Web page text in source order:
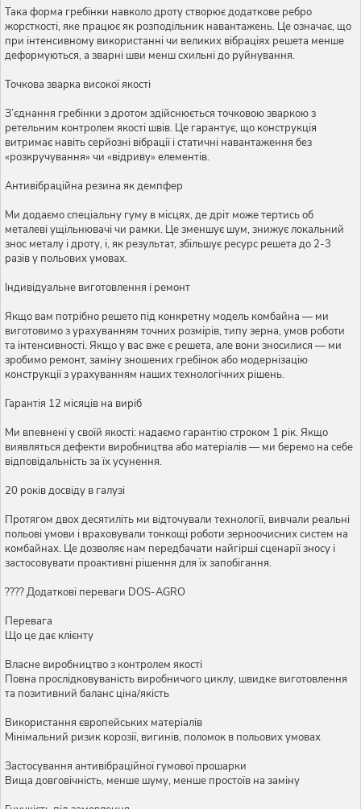
Така форма гребінки навколо дроту створює додаткове ребро
жорсткості, яке працює як розподільник навантажень. Це означає, що
при інтенсивному використанні чи великих вібраціях решета менше
деформуються, а зварні шви менш схильні до руйнування.
Точкова зварка високої якості
З’єднання гребінки з дротом здійснюється точковою зваркою з
ретельним контролем якості швів. Це гарантує, що конструкція
витримає навіть серйозні вібрації і статичні навантаження без
«розкручування» чи «відриву» елементів.
Антивібраційна резина як демпфер
Ми додаємо спеціальну гуму в місцях, де дріт може тертись об
металеві ущільнювачі чи рамки. Це зменшує шум, знижує локальний
знос металу і дроту, і, як результат, збільшує ресурс решета до 2-3
разів у польових умовах.
Індивідуальне виготовлення і ремонт
Якщо вам потрібно решето під конкретну модель комбайна — ми
виготовимо з урахуванням точних розмірів, типу зерна, умов роботи
та інтенсивності. Якщо у вас вже є решета, але вони зносилися — ми
зробимо ремонт, заміну зношених гребінок або модернізацію
конструкції з урахуванням наших технологічних рішень.
Гарантія 12 місяців на виріб
Ми впевнені у своїй якості: надаємо гарантію строком 1 рік. Якщо
виявляться дефекти виробництва або матеріалів — ми беремо на себе
відповідальність за їх усунення.
20 років досвіду в галузі
Протягом двох десятиліть ми відточували технології, вивчали реальні
польові умови і враховували тонкощі роботи зерноочисних систем на
комбайнах. Це дозволяє нам передбачати найгірші сценарії зносу і
застосовувати проактивні рішення для їх запобігання.
???? Додаткові переваги DOS-AGRO
Перевага
Що це дає клієнту
Власне виробництво з контролем якості
Повна прослідковуваність виробничого циклу, швидке виготовлення
та позитивний баланс ціна/якість
Використання європейських матеріалів
Мінімальний ризик корозії, вигинів, поломок в польових умовах
Застосування антивібраційної гумової прошарки
Вища довговічність, менше шуму, менше простоїв на заміну